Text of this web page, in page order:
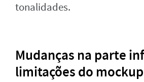
tonalidades.
Mudanças na parte
limitações do mockup